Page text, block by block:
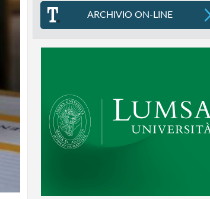
ARCHIVIO ON-LINE